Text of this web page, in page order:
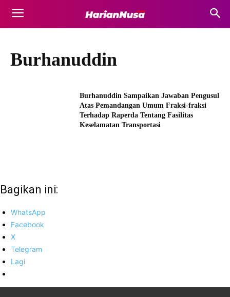
Burhanuddin
Burhanuddin Sampaikan Jawaban Pengusul
Atas Pemandangan Umum Fraksi-fraksi
Terhadap Raperda Tentang Fasilitas
Keselamatan Transportasi
Bagikan ini:
WhatsApp
Facebook
X
Telegram
Lagi